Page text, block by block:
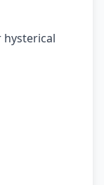
hysterical